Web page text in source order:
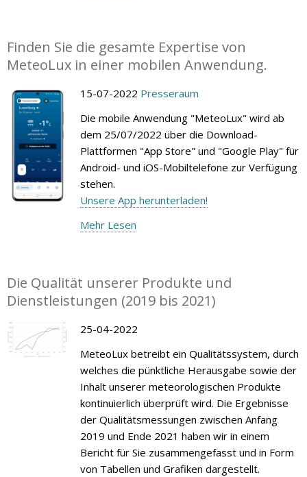
Finden Sie die gesamte Expertise von
MeteoLux in einer mobilen Anwendung.
15-07-2022 Presseraum
Die mobile Anwendung "MeteoLux" wird ab
dem 25/07/2022 über die Download-
Plattformen "App Store" und "Google Play" für
Android- und iOS-Mobiltelefone zur Verfügung
stehen.
Unsere App herunterladen!
Mehr Lesen
Die Qualität unserer Produkte und
Dienstleistungen (2019 bis 2021)
25-04-2022
MeteoLux betreibt ein Qualitätssystem, durch
welches die pünktliche Herausgabe sowie der
Inhalt unserer meteorologischen Produkte
kontinuierlich überprüft wird. Die Ergebnisse
der Qualitätsmessungen zwischen Anfang
2019 und Ende 2021 haben wir in einem
Bericht für Sie zusammengefasst und in Form
von Tabellen und Grafiken dargestellt.